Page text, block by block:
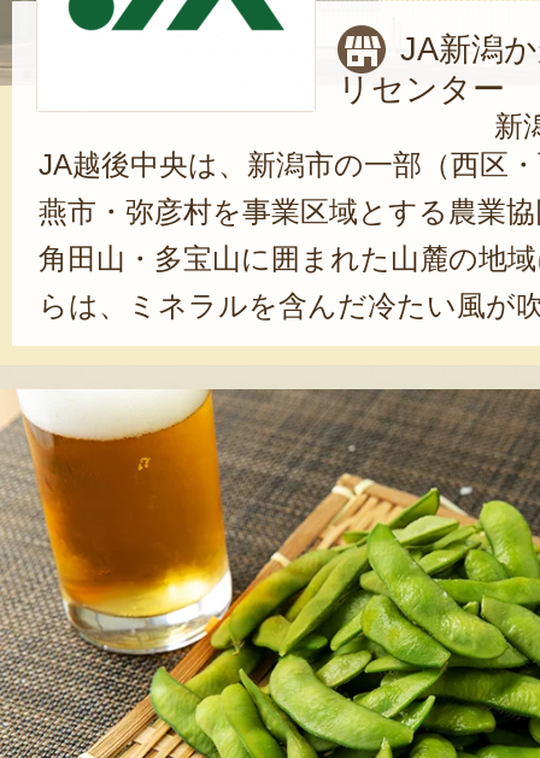
JA新潟
リセンター
新
JA越後中央は、新潟市の一部（西区
燕市・弥彦村を事業区域とする農業
角田山・多宝山に囲まれた山麓の地
らは、ミネラルを含んだ冷たい風が
作物にとって好条件となる寒暖差が
JA越後中央では、四季折々、その地
生産。柿・いちじく・枝豆・花など
中でも、米は信濃川の豊富な水によ
も特に多い生産量を誇る。また、直
「越王の里（こしわのさと）」は、
の朝採りの野菜を販売。連日、朝か
気店だ。1年を通して、最も売れるの
栽培される「越王おけさ柿」。秋の